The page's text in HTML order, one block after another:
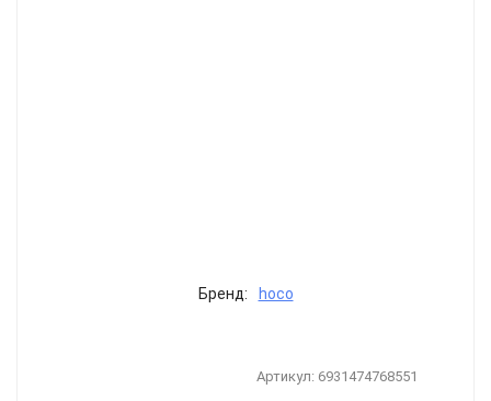
Бренд: hoco
Артикул: 6931474768551